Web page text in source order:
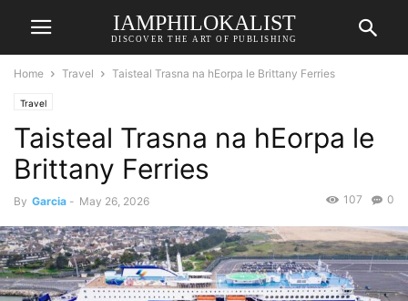
IAMPHILOKALIST
DISCOVER THE ART OF PUBLISHING
Home Travel Taisteal Trasna na hEorpa le Brittany Ferries
Travel
Taisteal Trasna na hEorpa le
Brittany Ferries
By Garcia - May 26, 2026 0
107